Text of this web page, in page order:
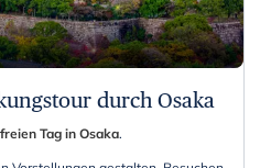
durch Osaka
freien Tag in Osaka.